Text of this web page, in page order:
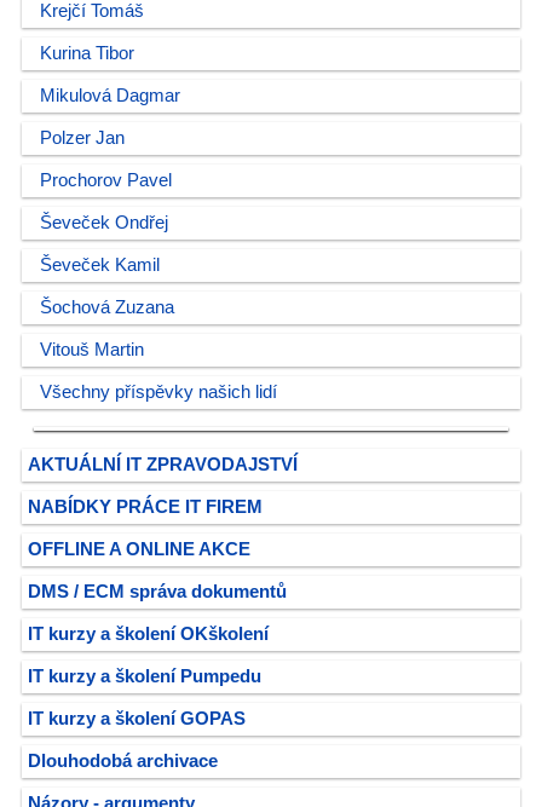
Krejčí Tomáš
Kurina Tibor
Mikulová Dagmar
Polzer Jan
Prochorov Pavel
Ševeček Ondřej
Ševeček Kamil
Šochová Zuzana
Vitouš Martin
Všechny příspěvky našich lidí
AKTUÁLNÍ IT ZPRAVODAJSTVÍ
NABÍDKY PRÁCE IT FIREM
OFFLINE A ONLINE AKCE
DMS / ECM správa dokumentů
IT kurzy a školení OKškolení
IT kurzy a školení Pumpedu
IT kurzy a školení GOPAS
Dlouhodobá archivace